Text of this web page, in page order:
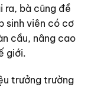
ra, bà cũng đề
sinh viên có cơ
cầu, nâng cao
giới.
trưởng trường